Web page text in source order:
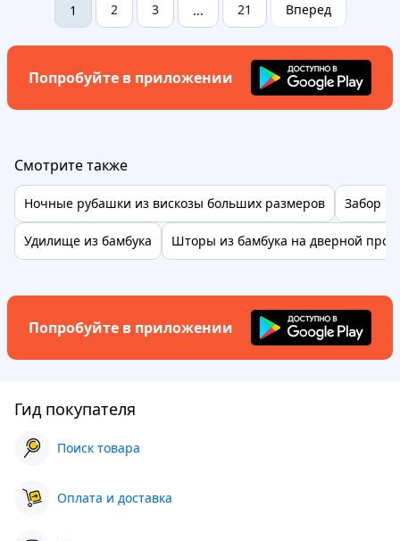
1 2 3 ... 21 Вперед
Попробуйте в приложении
Смотрите также
Ночные рубашки из вискозы больших размеров Забор
Удилище из бамбука Шторы из бамбука на дверной
Попробуйте в приложении
Гид покупателя
Поиск товара
Оплата и доставка